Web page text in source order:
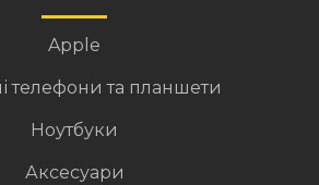
Apple
телефони та планшети
Ноутбуки
Аксесуари